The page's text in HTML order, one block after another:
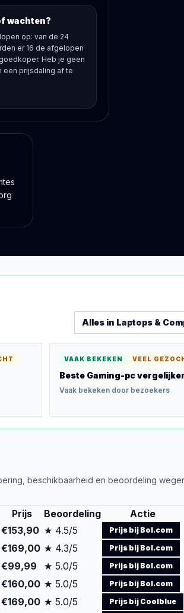
wachten?
op: van de 24
er 16 de afgelopen
Heb je geen
een prijsdaling af te
Alles in Laptops &
VAAK BEKEKEN VEEL
Beste Gaming-pc
Vaak bekeken door bezoekers
beschikbaarheid en beoordeling
Prijs Beoordeling
Actie
€153,90 ★ 4.5/5 Prijs bij Bol.com
€169,00 ★ 4.3/5 Prijs bij Bol.com
€99,99 ★ 5.0/5 Prijs bij Bol.com
€160,00 ★ 5.0/5 Prijs bij Bol.com
€169,00 ★ 5.0/5 Prijs bij Coolblue